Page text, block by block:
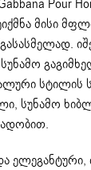
Pour
მისი
სტილის
სუნამო